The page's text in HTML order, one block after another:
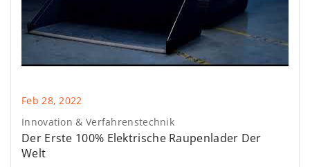
Feb 28, 2022
Innovation & Verfahrenstechnik
Der Erste 100% Elektrische Raupenlader Der
Welt